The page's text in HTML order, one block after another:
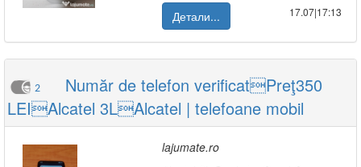
Детали...
17.07|17:13
2
Număr de telefon verificatPreţ350
LEIAlcatel 3LAlcatel | telefoane mobil
lajumate.ro